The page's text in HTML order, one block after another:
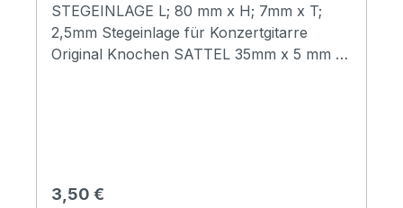
STEGEINLAGE L; 80 mm x H; 7mm x T;
2,5mm Stegeinlage für Konzertgitarre
Original Knochen SATTEL 35mm x 5 mm x
Regulärer Preis:
3,50 €